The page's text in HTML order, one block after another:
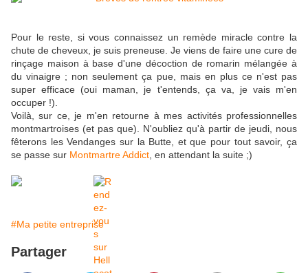
Pour le reste, si vous connaissez un remède miracle contre la
chute de cheveux, je suis preneuse. Je viens de faire une cure de
rinçage maison à base d'une décoction de romarin mélangée à
du vinaigre ; non seulement ça pue, mais en plus ce n'est pas
super efficace (oui maman, je t'entends, ça va, je vais m'en
occuper !).
Voilà, sur ce, je m'en retourne à mes activités professionnelles
montmartroises (et pas que). N'oubliez qu'à partir de jeudi, nous
fêterons les Vendanges sur la Butte, et que pour tout savoir, ça
se passe sur Montmartre Addict , en attendant la suite ;)
#Ma petite entreprise
Partager